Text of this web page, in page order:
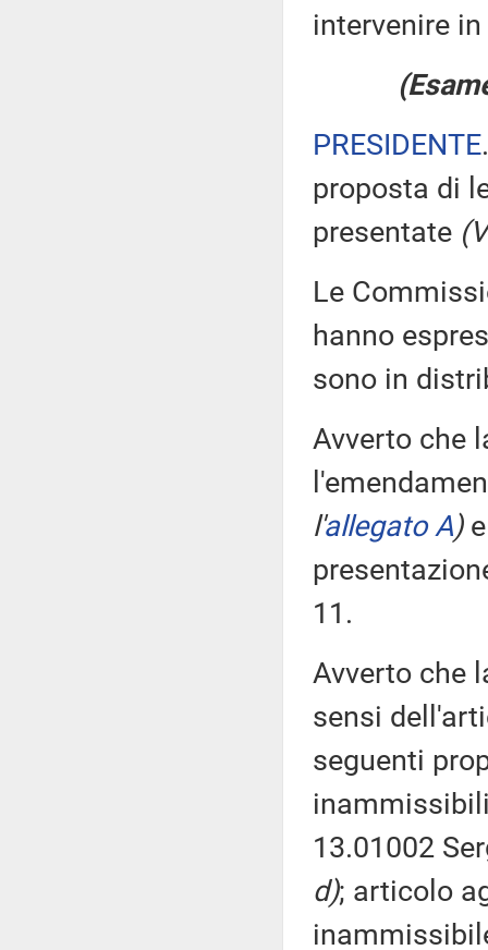
intervenire
PRESIDENTE
proposta di
presentate
Le
hanno
sono in
Avverto che
l'allegato A)e
11.
Avverto che
sensi
seguenti
13.01002
d); articolo